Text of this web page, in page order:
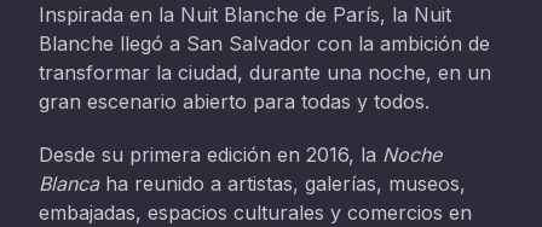
Inspirada en la Nuit Blanche de París, la Nuit
Blanche llegó a San Salvador con la ambición de
transformar la ciudad, durante una noche, en un
gran escenario abierto para todas y todos.
Desde su primera edición en 2016, la Noche
Blancaha reunido a artistas, galerías, museos,
embajadas, espacios culturales y comercios en